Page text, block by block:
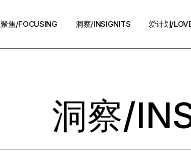
聚焦/FOCUSING 洞察/INSIGNITS 爱计划/
脱单案例/
夜话/Night
洞察/